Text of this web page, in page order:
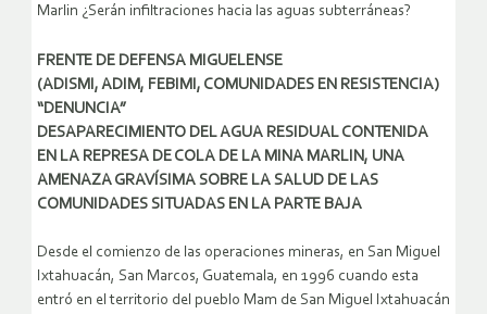
Marlin ¿Serán infiltraciones hacia las aguas subterráneas?
FRENTE DE DEFENSA MIGUELENSE
(ADISMI, ADIM, FEBIMI, COMUNIDADES EN RESISTENCIA)
“DENUNCIA”
DESAPARECIMIENTO DEL AGUA RESIDUAL CONTENIDA
EN LA REPRESA DE COLA DE LA MINA MARLIN, UNA
AMENAZA GRAVÍSIMA SOBRE LA SALUD DE LAS
COMUNIDADES SITUADAS EN LA PARTE BAJA
Desde el comienzo de las operaciones mineras, en San Miguel
Ixtahuacán, San Marcos, Guatemala, en 1996 cuando esta
entró en el territorio del pueblo Mam de San Miguel Ixtahuacán